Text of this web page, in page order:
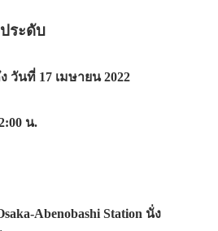
ระดับ
วันที่ 17 เมษายน2022
น.
Abenobashi Station นั่ง